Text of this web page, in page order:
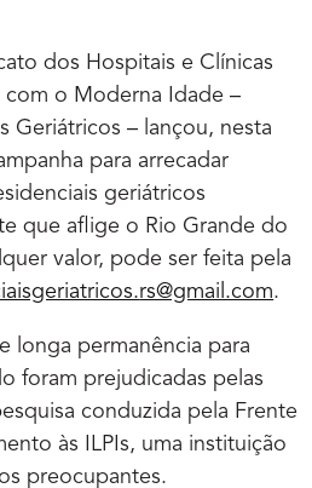
dos Hospitais e Clínicas
o Moderna Idade –
Geriátricos – lançou, nesta
para arrecadar
geriátricos
que aflige o Rio Grande do
valor, pode ser feita pela
rs@gmail.com.
longa permanência para
foram prejudicadas pelas
conduzida pela Frente
às ILPIs, uma instituição
preocupantes.